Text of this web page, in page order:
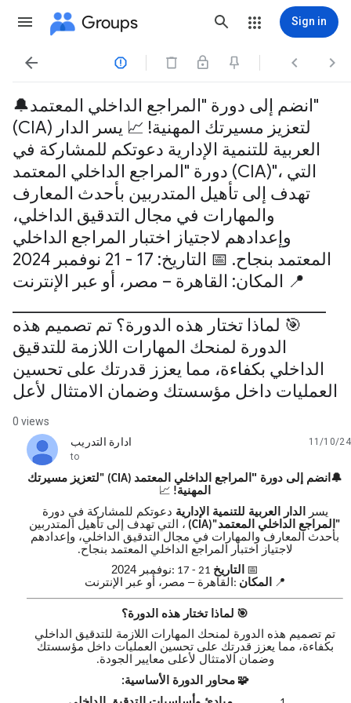
Groups Sign in
   
🔔انضم إلى دورة "المراجع الداخلي المعتمد"
(CIA) لتعزيز مسيرتك المهنية! 📈 يسر الدار
العربية للتنمية الإدارية دعوتكم للمشاركة في
دورة "المراجع الداخلي المعتمد (CIA)"، التي
تهدف إلى تأهيل المتدربين بأحدث المعارف
والمهارات في مجال التدقيق الداخلي،
وإعدادهم لاجتياز اختبار المراجع الداخلي
المعتمد بنجاح. 📅 التاريخ: 17 - 21 نوفمبر 2024
📍 المكان: القاهرة – مصر، أو عبر الإنترنت
🎯 لماذا تختار هذه الدورة؟ تم تصميم هذه
الدورة لمنحك المهارات اللازمة للتدقيق
الداخلي بكفاءة، مما يعزز قدرتك على تحسين
العمليات داخل مؤسستك وضمان الامتثال لأعل
0 views
ادارة التدريب
unread,
11/10/24
to
🔔 انضم إلى دورة "المراجع الداخلي المعتمد " (CIA)لتعزيز مسيرتك
المهنية!
📈
يسر
الدار العربية للتنمية الإدارية دعوتكم للمشاركة في دورة
" المراجع الداخلي المعتمد(CIA)" ، التي تهدف إلى تأهيل المتدربين
بأحدث المعارف والمهارات في مجال التدقيق الداخلي، وإعدادهم
لاجتياز اختبار المراجع الداخلي المعتمد بنجاح.
📅 التاريخ : 17 - 21نوفمبر 2024
📍
المكان : القاهرة – مصر، أو عبر الإنترنت
🎯 لماذا تختار هذه الدورة؟
تم تصميم هذه الدورة لمنحك المهارات اللازمة للتدقيق الداخلي
بكفاءة، مما يعزز قدرتك على تحسين العمليات داخل مؤسستك
وضمان الامتثال لأعلى معايير الجودة.
🧩 محاور الدورة الأساسية: